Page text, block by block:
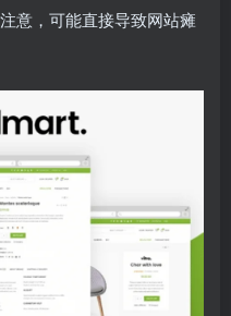
意，可能直接导致网站瘫